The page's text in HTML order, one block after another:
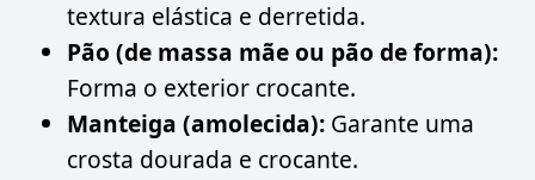
textura elástica e derretida.
Pão (de massa mãe ou pão de forma):
Forma o exterior crocante.
Manteiga (amolecida): Garante uma
crosta dourada e crocante.